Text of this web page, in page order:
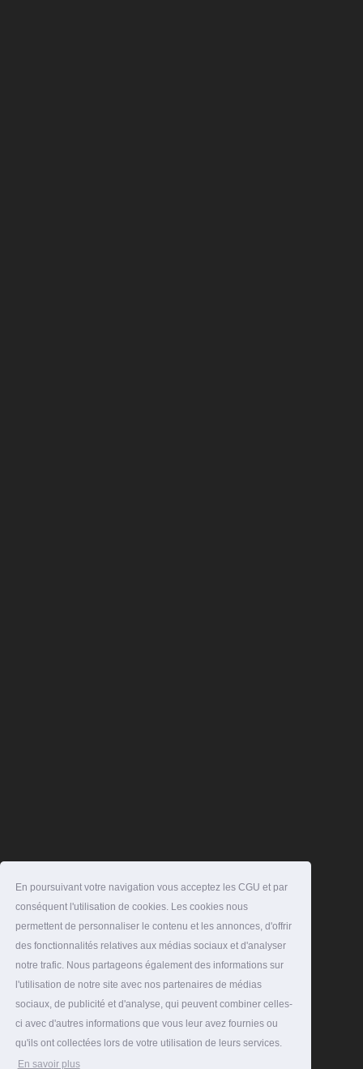
En poursuivant votre navigation vous acceptez les CGU et par
conséquent l'utilisation de cookies. Les cookies nous
permettent de personnaliser le contenu et les annonces, d'offrir
des fonctionnalités relatives aux médias sociaux et d'analyser
notre trafic. Nous partageons également des informations sur
l'utilisation de notre site avec nos partenaires de médias
sociaux, de publicité et d'analyse, qui peuvent combiner celles-
ci avec d'autres informations que vous leur avez fournies ou
qu'ils ont collectées lors de votre utilisation de leurs services.
En savoir plus